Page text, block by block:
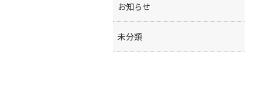
お知らせ
未分類